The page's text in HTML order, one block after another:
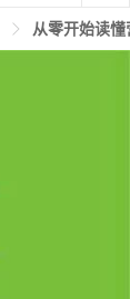
从零开始读